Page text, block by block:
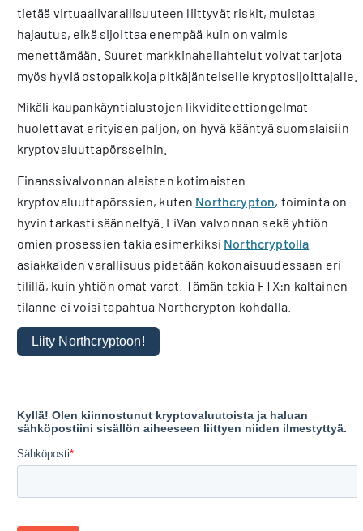
tietää virtuaalivarallisuuteen liittyvät riskit, muistaa
hajautus, eikä sijoittaa enempää kuin on valmis
menettämään. Suuret markkinaheilahtelut voivat tarjota
myös hyviä ostopaikkoja pitkäjänteiselle kryptosijoittajalle.
Mikäli kaupankäyntialustojen likviditeettiongelmat
huolettavat erityisen paljon, on hyvä kääntyä suomalaisiin
kryptovaluuttapörsseihin.
Finanssivalvonnan alaisten kotimaisten
kryptovaluuttapörssien, kuten Northcrypton, toiminta on
hyvin tarkasti säänneltyä. FiVan valvonnan sekä yhtiön
omien prosessien takia esimerkiksi Northcryptolla
asiakkaiden varallisuus pidetään kokonaisuudessaan eri
tilillä, kuin yhtiön omat varat. Tämän takia FTX:n kaltainen
tilanne ei voisi tapahtua Northcrypton kohdalla.
Liity Northcryptoon!